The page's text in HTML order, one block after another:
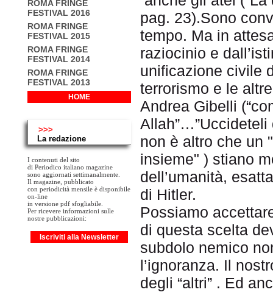
ROMA FRINGE
FESTIVAL 2016
ROMA FRINGE
FESTIVAL 2015
ROMA FRINGE
FESTIVAL 2014
ROMA FRINGE
FESTIVAL 2013
HOME
>>>
La redazione
I contenuti del sito
di Periodico italiano magazine
sono aggiornati settimanalmente.
Il magazine, pubblicato
con periodicità mensile è disponibile
on-line
in versione pdf sfogliabile.
Per ricevere informazioni sulle
nostre pubblicazioni:
Iscriviti alla Newsletter
pag. 23).Sono
tempo. Ma in
raziocinio e
unificazione civile
terrorismo e le
Andrea Gibelli
non è altro che un
insieme" ) stiano
dell’umanità,
di Hitler.
Possiamo
di questa scelta
subdolo nemico
l’ignoranza. Il
degli “altri” . Ed